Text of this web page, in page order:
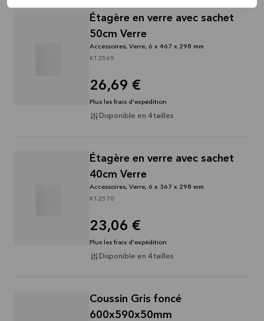
Étagère en verre avec sachet
50cm Verre
Accessoires, Verre, 6 x 467 x 298 mm
K12565
26,69 €
Plus les frais d'expédition
Disponible en 4 tailles
Étagère en verre avec sachet
40cm Verre
Accessoires, Verre, 6 x 367 x 298 mm
K12570
23,06 €
Plus les frais d'expédition
Disponible en 4 tailles
Coussin Gris foncé
600x590x50mm